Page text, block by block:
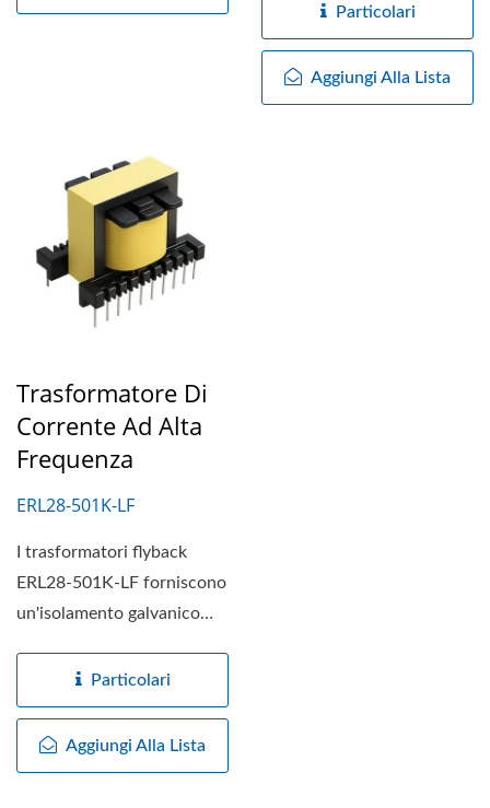
Particolari
Aggiungi Alla Lista
Trasformatore Di
Corrente Ad Alta
Frequenza
ERL28-501K-LF
I trasformatori flyback
ERL28-501K-LF forniscono
un'isolamento galvanico
Particolari
Aggiungi Alla Lista